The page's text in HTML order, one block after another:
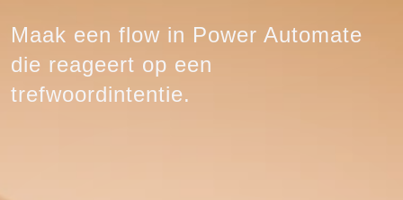
Maak een flow in Power Automate
die reageert op een
trefwoordintentie.